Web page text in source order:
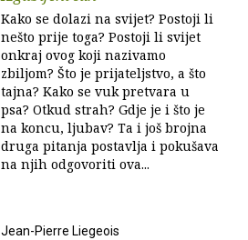
Kako se dolazi na svijet? Postoji li
nešto prije toga? Postoji li svijet
onkraj ovog koji nazivamo
zbiljom? Što je prijateljstvo, a što
tajna? Kako se vuk pretvara u
psa? Otkud strah? Gdje je i što je
na koncu, ljubav? Ta i još brojna
druga pitanja postavlja i pokušava
na njih odgovoriti ova...
Jean-Pierre Liegeois